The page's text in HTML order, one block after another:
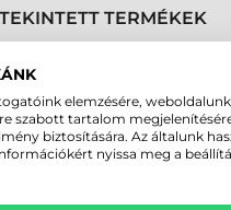
TERMÉKEK
BT,
elemzésére, weboldalunk
szabott tartalom
biztosítására. Az általunk
nyissa meg a